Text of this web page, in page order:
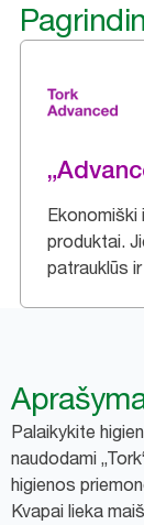
Ekonomiški
produktai.
patrauklūs
Palaikykite
naudodami
higienos
Kvapai lieka